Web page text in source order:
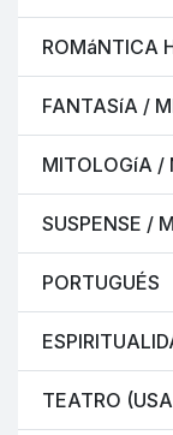
ROMáNTICA
FANTASíA /
MITOLOGíA /
SUSPENSE /
PORTUGUÉS
TEATRO